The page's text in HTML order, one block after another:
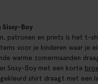
Boy
patronen en prints is het t-
voor je kinderen waar je
warme zomermaanden
Sissy-Boy met een korte
shirt draagt met een